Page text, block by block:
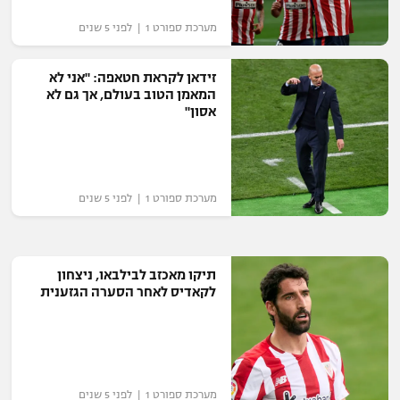
רשיון להקרנה פומבית לבית עסק
הצטרפות לחבילת הערוצים
לוח דרושים – ג'ובנט
תגיות
המגזין
מערכת ספורט 1 | לפני 5 שנים
זידאן לקראת חטאפה: "אני לא
המאמן הטוב בעולם, אך גם לא
אסון"
מערכת ספורט 1 | לפני 5 שנים
תיקו מאכזב לבילבאו, ניצחון
לקאדיס לאחר הסערה הגזענית
מערכת ספורט 1 | לפני 5 שנים